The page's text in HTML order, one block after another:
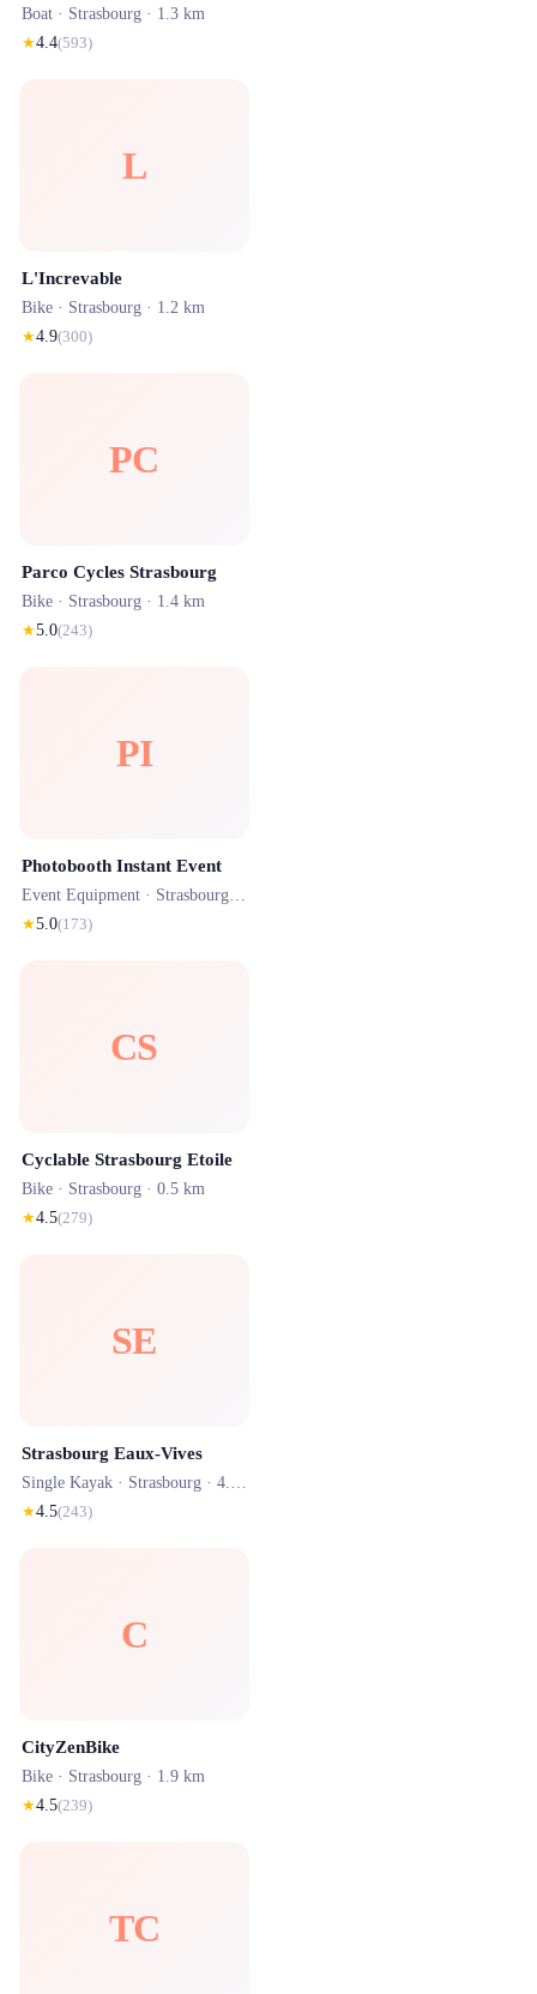
Boat · Strasbourg · 1.3 km
★4.4(593)
L
L'Increvable
Bike · Strasbourg · 1.2 km
★4.9(300)
PC
Parco Cycles Strasbourg
Bike · Strasbourg · 1.4 km
★5.0(243)
PI
Photobooth Instant Event
Event Equipment · Strasbourg· 4.4 km
★5.0(173)
CS
Cyclable Strasbourg Etoile
Bike · Strasbourg · 0.5 km
★4.5(279)
SE
Strasbourg Eaux-Vives
Single Kayak · Strasbourg · 4.0 km
★4.5(243)
C
CityZenBike
Bike · Strasbourg · 1.9 km
★4.5(239)
TC